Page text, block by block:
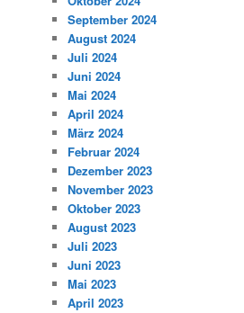
September 2024
August 2024
Juli 2024
Juni 2024
Mai 2024
April 2024
März 2024
Februar 2024
Dezember 2023
November 2023
Oktober 2023
August 2023
Juli 2023
Juni 2023
Mai 2023
April 2023